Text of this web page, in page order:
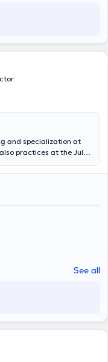
and specialization at
practices at the Jules
consultations in the
See all